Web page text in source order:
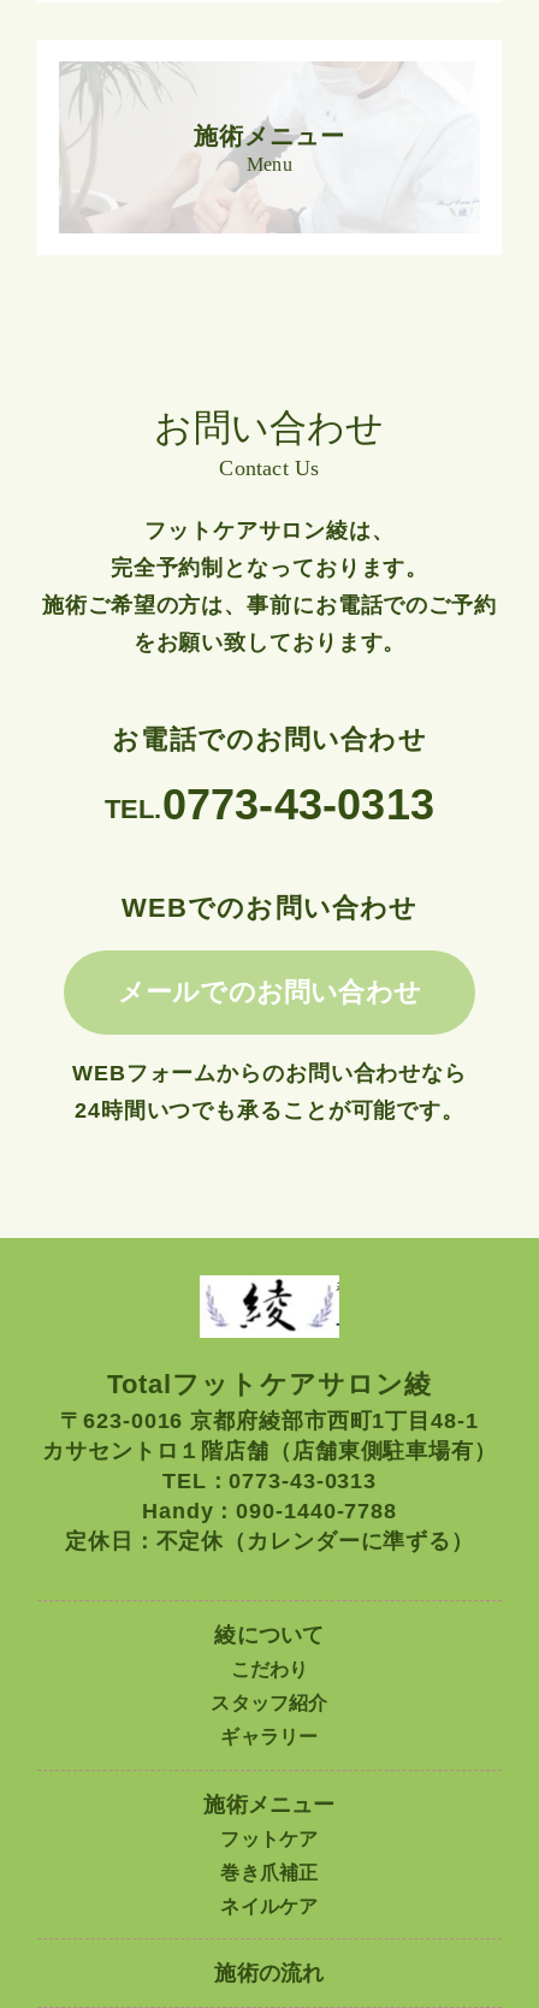
施術メニュー
Menu
お問い合わせ
Contact Us
フットケアサロン綾は、
完全予約制となっております。
施術ご希望の方は、事前にお電話でのご予約
をお願い致しております。
お電話でのお問い合わせ
TEL.0773-43-0313
WEBでのお問い合わせ
メールでのお問い合わせ
WEBフォームからのお問い合わせなら
24時間いつでも承ることが可能です。
Totalフットケアサロン綾
〒623-0016 京都府綾部市西町1丁目48-1
カサセントロ１階店舗（店舗東側駐車場有）
TEL：0773-43-0313
Handy：090-1440-7788
定休日：不定休（カレンダーに準ずる）
綾について
こだわり
スタッフ紹介
ギャラリー
施術メニュー
フットケア
巻き爪補正
ネイルケア
施術の流れ